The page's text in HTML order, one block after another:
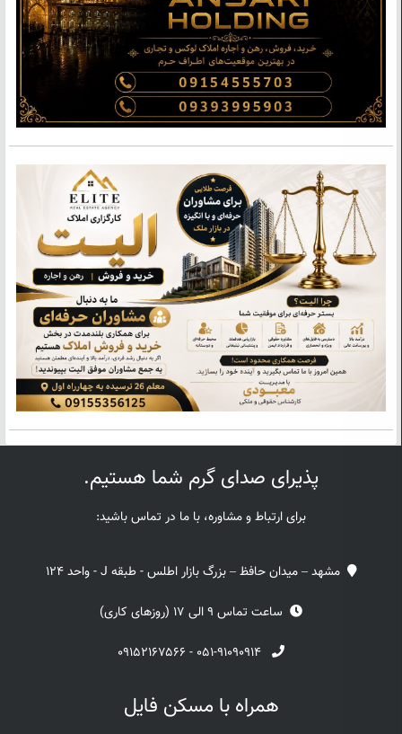
پذیرای صدای گرم شما هستیم.
برای ارتباط و مشاوره، با ما در تماس باشید:
مشهد – میدان حافظ – بزرگ بازار اطلس - طبقه J - واحد 124
ساعت تماس 9 الی 17 (روزهای کاری)
۰۵۱-۹۱۰۹۰۹۱۴ - ۰۹۱۵۲۱۶۷۵۶۶
همراه با مسکن فایل